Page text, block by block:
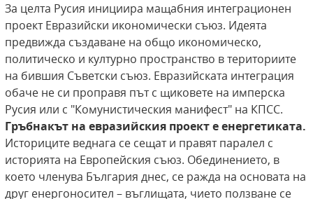
За целта Русия инициира мащабния интеграционен
проект Евразийски икономически съюз. Идеята
предвижда създаване на общо икономическо,
политическо и културно пространство в териториите
на бившия Съветски съюз. Евразийската интеграция
обаче не си проправя път с щиковете на имперска
Русия или с "Комунистическия манифест" на КПСС.
Гръбнакът на евразийския проект е енергетиката.
Историците веднага се сещат и правят паралел с
историята на Европейския съюз. Обединението, в
което членува България днес, се ражда на основата на
друг енергоносител – въглищата, чието ползване се